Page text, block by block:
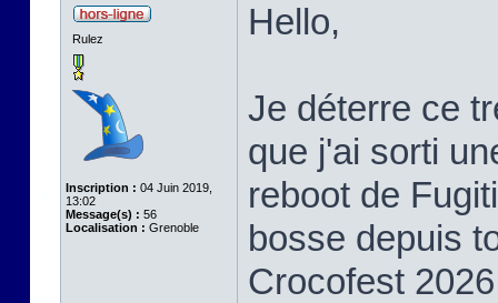
Rulez
Inscription : 04 Juin 2019,
13:02
Message(s) : 56
Localisation : Grenoble
Hello,
Je déterre ce
que j'ai sorti
reboot de
bosse depuis
Crocofest